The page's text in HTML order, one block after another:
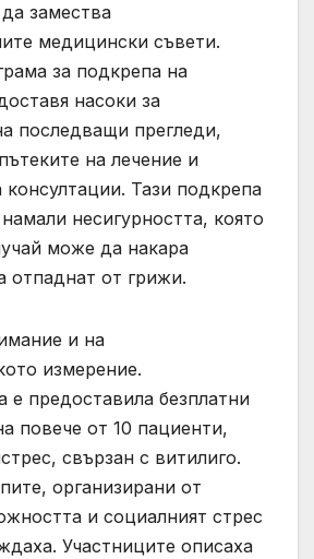
замества
медицински съвети.
за подкрепа на
насоки за
последващи прегледи,
на лечение и
консултации. Тази подкрепа
несигурността, която
може да накара
отпаднат от грижи.
и на
измерение.
е предоставила безплатни
повече от 10 пациенти,
свързан с витилиго.
организирани от
и социалният стрес
Участниците описаха